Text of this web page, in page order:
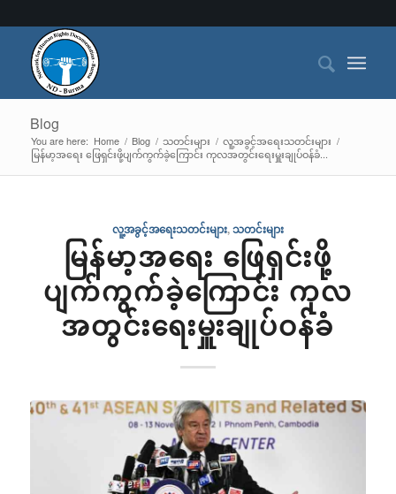
Blog
You are here: Home / Blog / သတင်းများ / လူ့အခွင့်အရေးသတင်းများ /
မြန်မာ့အရေး ဖြေရှင်းဖို့ပျက်ကွက်ခဲ့ကြောင်း ကုလအတွင်းရေးမှူးချုပ်ဝန်ခံ...
လူ့အခွင့်အရေးသတင်းများ,သတင်းများ
မြန်မာ့အရေး ဖြေရှင်းဖို့
ပျက်ကွက်ခဲ့ကြောင်း ကုလ
အတွင်းရေးမှူးချုပ်ဝန်ခံ